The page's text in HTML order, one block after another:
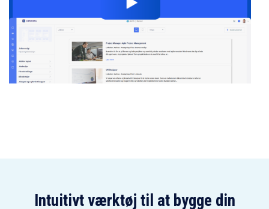
Intuitivt værktøj til at bygge din